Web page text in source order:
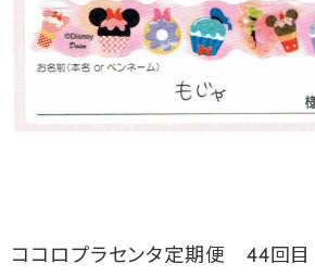
ココロプラセンタ定期便 44回目